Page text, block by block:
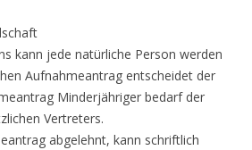
kann jede natürliche Person werden
Aufnahmeantrag entscheidet der
Minderjähriger bedarf der
Vertreters.
abgelehnt, kann schriftlich